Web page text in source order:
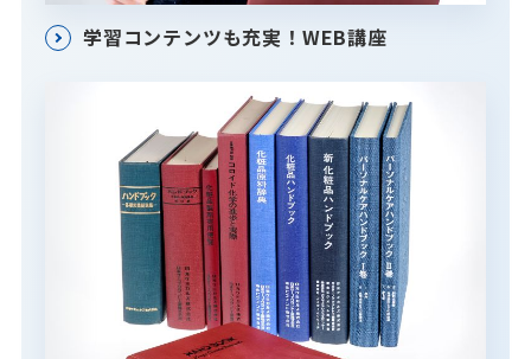
学習コンテンツも充実！WEB講座